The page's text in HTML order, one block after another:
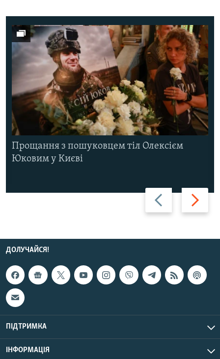
Назад Вперед
Прощання з пошуковцем тіл Олексієм
Юковим у Києві
ДОЛУЧАЙСЯ!
ПІДТРИМКА
ІНФОРМАЦІЯ